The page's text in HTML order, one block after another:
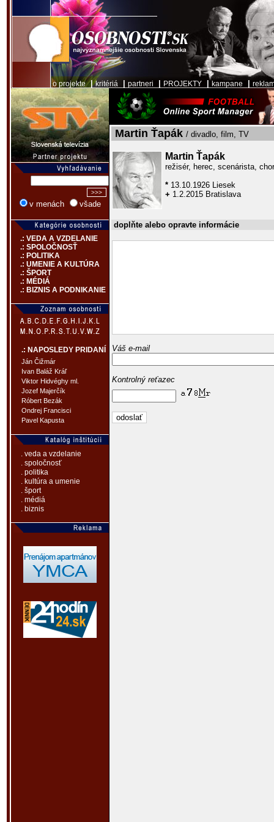
o projekte|kritériá partneri PROJEKTY kampane
v menách všade
.: VEDA A VZDELANIE
.: SPOLOČNOSŤ
.: POLITIKA
.: UMENIE A KULTÚRA
.: ŠPORT
.: MÉDIÁ
.: BIZNIS A PODNIKANIE
.: NAPOSLEDY PRIDANÍ
Ján Čižmár
Ivan Baláž Kráľ
Viktor Hidvéghy ml.
Jozef Majerčík
Róbert Bezák
Ondrej Francisci
Pavel Kapusta
. veda a vzdelanie
. spoločnosť
. politika
. kultúra a umenie
. šport
. médiá
. biznis
Martin Ťapák / divadlo, film, TV
Martin Ťapák
režisér, herec, scenárista,
* 13.10.1926 Liesek
+ 1.2.2015 Bratislava
doplňte alebo opravte informácie
Váš e-mail
Kontrolný reťazec